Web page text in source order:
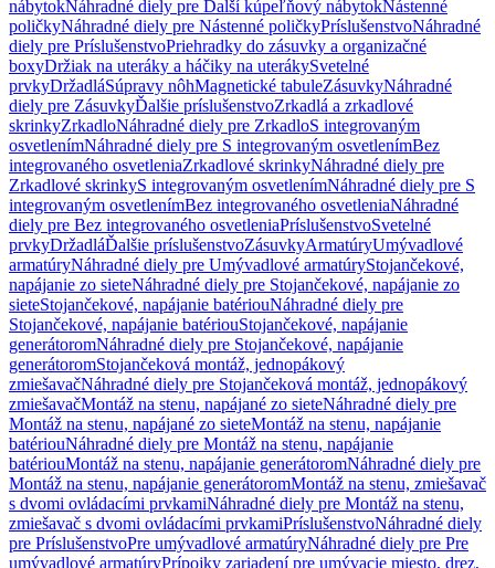
nábytokNáhradné diely pre Ďalší kúpeľňový nábytokNástenné
poličkyNáhradné diely pre Nástenné poličkyPríslušenstvoNáhradné
diely pre PríslušenstvoPriehradky do zásuvky a organizačné
boxyDržiak na uteráky a háčiky na uterákySvetelné
prvkyDržadláSúpravy nôhMagnetické tabuleZásuvkyNáhradné
diely pre ZásuvkyĎalšie príslušenstvoZrkadlá a zrkadlové
skrinkyZrkadloNáhradné diely pre ZrkadloS integrovaným
osvetlenímNáhradné diely pre S integrovaným osvetlenímBez
integrovaného osvetleniaZrkadlové skrinkyNáhradné diely pre
Zrkadlové skrinkyS integrovaným osvetlenímNáhradné diely pre S
integrovaným osvetlenímBez integrovaného osvetleniaNáhradné
diely pre Bez integrovaného osvetleniaPríslušenstvoSvetelné
prvkyDržadláĎalšie príslušenstvoZásuvkyArmatúryUmývadlové
armatúryNáhradné diely pre Umývadlové armatúryStojančekové,
napájanie zo sieteNáhradné diely pre Stojančekové, napájanie zo
sieteStojančekové, napájanie batériouNáhradné diely pre
Stojančekové, napájanie batériouStojančekové, napájanie
generátoromNáhradné diely pre Stojančekové, napájanie
generátoromStojančeková montáž, jednopákový
zmiešavačNáhradné diely pre Stojančeková montáž, jednopákový
zmiešavačMontáž na stenu, napájané zo sieteNáhradné diely pre
Montáž na stenu, napájané zo sieteMontáž na stenu, napájanie
batériouNáhradné diely pre Montáž na stenu, napájanie
batériouMontáž na stenu, napájanie generátoromNáhradné diely pre
Montáž na stenu, napájanie generátoromMontáž na stenu, zmiešavač
s dvomi ovládacími prvkamiNáhradné diely pre Montáž na stenu,
zmiešavač s dvomi ovládacími prvkamiPríslušenstvoNáhradné diely
pre PríslušenstvoPre umývadlové armatúryNáhradné diely pre Pre
umývadlové armatúryPrípojky zariadení pre umývacie miesto, drez,